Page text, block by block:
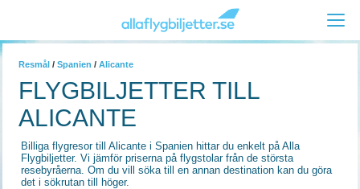
Resmål / Spanien / Alicante
FLYGBILJETTER TILL
ALICANTE
Billiga flygresor till Alicante i Spanien hittar du enkelt på Alla
Flygbiljetter. Vi jämför priserna på flygstolar från de största
resebyråerna. Om du vill söka till en annan destination kan du göra
det i sökrutan till höger.